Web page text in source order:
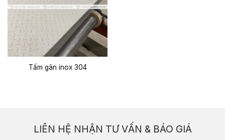
Tấm gân inox 304
LIÊN HỆ NHẬN TƯ VẤN & BÁO GIÁ